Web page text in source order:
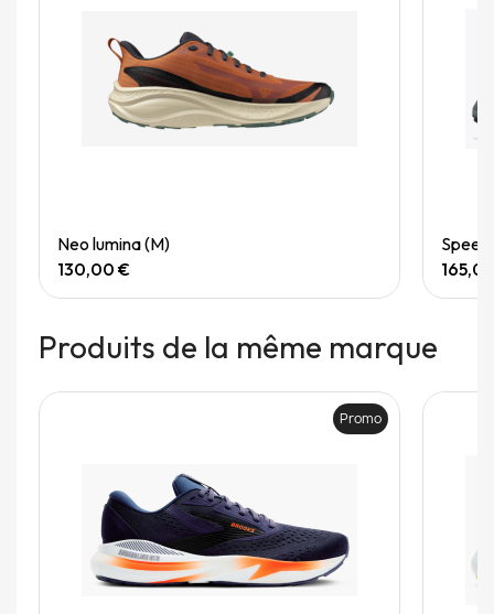
Neo lumina (M)
130,00 €
Produits de la même marque
Promo